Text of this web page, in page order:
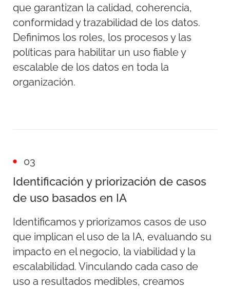
que garantizan la calidad, coherencia,
conformidad y trazabilidad de los datos.
Definimos los roles, los procesos y las
políticas para habilitar un uso fiable y
escalable de los datos en toda la
organización.
03
Identificación y priorización de casos
de uso basados en IA
Identificamos y priorizamos casos de uso
que implican el uso de la IA, evaluando su
impacto en el negocio, la viabilidad y la
escalabilidad. Vinculando cada caso de
uso a resultados medibles, creamos